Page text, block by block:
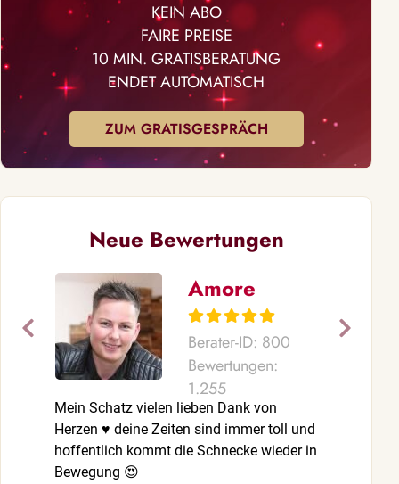
KEIN ABO
FAIRE PREISE
10 MIN. GRATISBERATUNG
ENDET AUTOMATISCH
ZUM GRATISGESPRÄCH
Neue Bewertungen
Amore
Berater-ID: 800
Bewertungen:
1.255
Mein Schatz vielen lieben Dank von
Herzen ♥️ deine Zeiten sind immer toll und
hoffentlich kommt die Schnecke wieder in
Bewegung 😍